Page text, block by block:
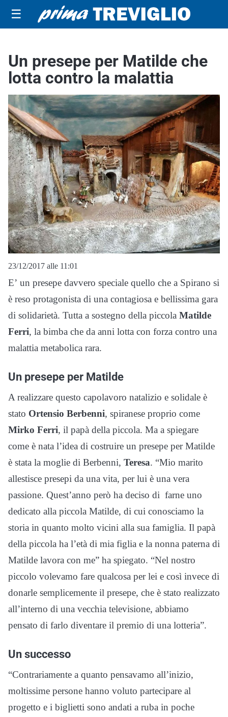
☰
Un presepe per Matilde che
lotta contro la malattia
23/12/2017 alle 11:01
E’ un presepe davvero speciale quello che a Spirano si
è reso protagonista di una contagiosa e bellissima gara
di solidarietà. Tutta a sostegno della piccola Matilde
Ferri, la bimba che da anni lotta con forza contro una
malattia metabolica rara.
Un presepe per Matilde
A realizzare questo capolavoro natalizio e solidale è
stato Ortensio Berbenni, spiranese proprio come
Mirko Ferri, il papà della piccola. Ma a spiegare
come è nata l’idea di costruire un presepe per Matilde
è stata la moglie di Berbenni, Teresa. “Mio marito
allestisce presepi da una vita, per lui è una vera
passione. Quest’anno però ha deciso di farne uno
dedicato alla piccola Matilde, di cui conosciamo la
storia in quanto molto vicini alla sua famiglia. Il papà
della piccola ha l’età di mia figlia e la nonna paterna di
Matilde lavora con me” ha spiegato. “Nel nostro
piccolo volevamo fare qualcosa per lei e così invece di
donarle semplicemente il presepe, che è stato realizzato
all’interno di una vecchia televisione, abbiamo
pensato di farlo diventare il premio di una lotteria”.
Un successo
“Contrariamente a quanto pensavamo all’inizio,
moltissime persone hanno voluto partecipare al
progetto e i biglietti sono andati a ruba in poche